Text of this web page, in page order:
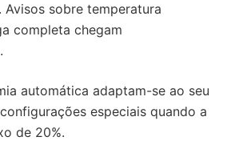
sobre temperatura
completa chegam
automática adaptam-se ao seu
especiais quando a
de 20%.